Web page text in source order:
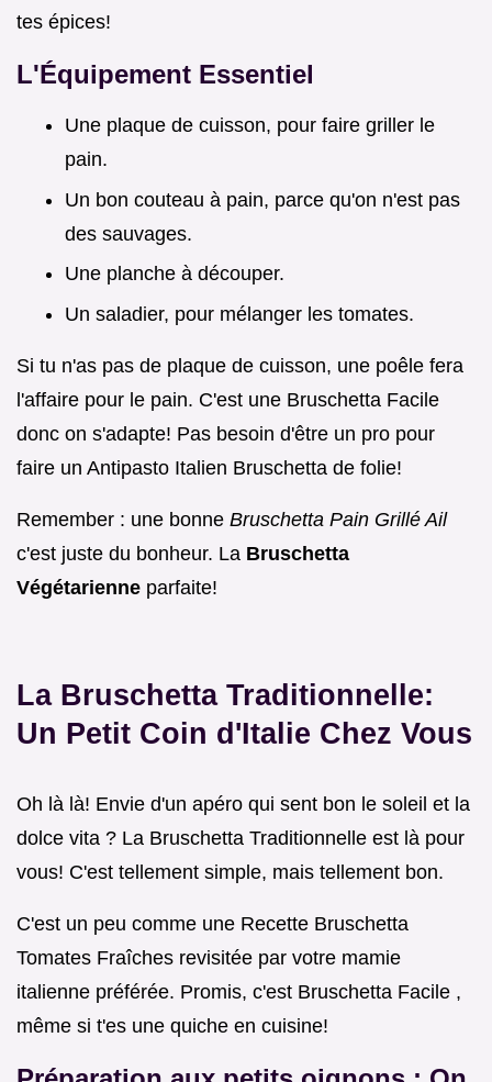
tes épices!
L'Équipement Essentiel
Une plaque de cuisson, pour faire griller le
pain.
Un bon couteau à pain, parce qu'on n'est pas
des sauvages.
Une planche à découper.
Un saladier, pour mélanger les tomates.
Si tu n'as pas de plaque de cuisson, une poêle fera
l'affaire pour le pain. C'est une Bruschetta Facile
donc on s'adapte! Pas besoin d'être un pro pour
faire un Antipasto Italien Bruschetta de folie!
Remember : une bonne Bruschetta Pain Grillé Ail
c'est juste du bonheur. La Bruschetta
Végétarienne parfaite!
La Bruschetta Traditionnelle:
Un Petit Coin d'Italie Chez Vous
Oh là là! Envie d'un apéro qui sent bon le soleil et la
dolce vita ? La Bruschetta Traditionnelle est là pour
vous! C'est tellement simple, mais tellement bon.
C'est un peu comme une Recette Bruschetta
Tomates Fraîches revisitée par votre mamie
italienne préférée. Promis, c'est Bruschetta Facile ,
même si t'es une quiche en cuisine!